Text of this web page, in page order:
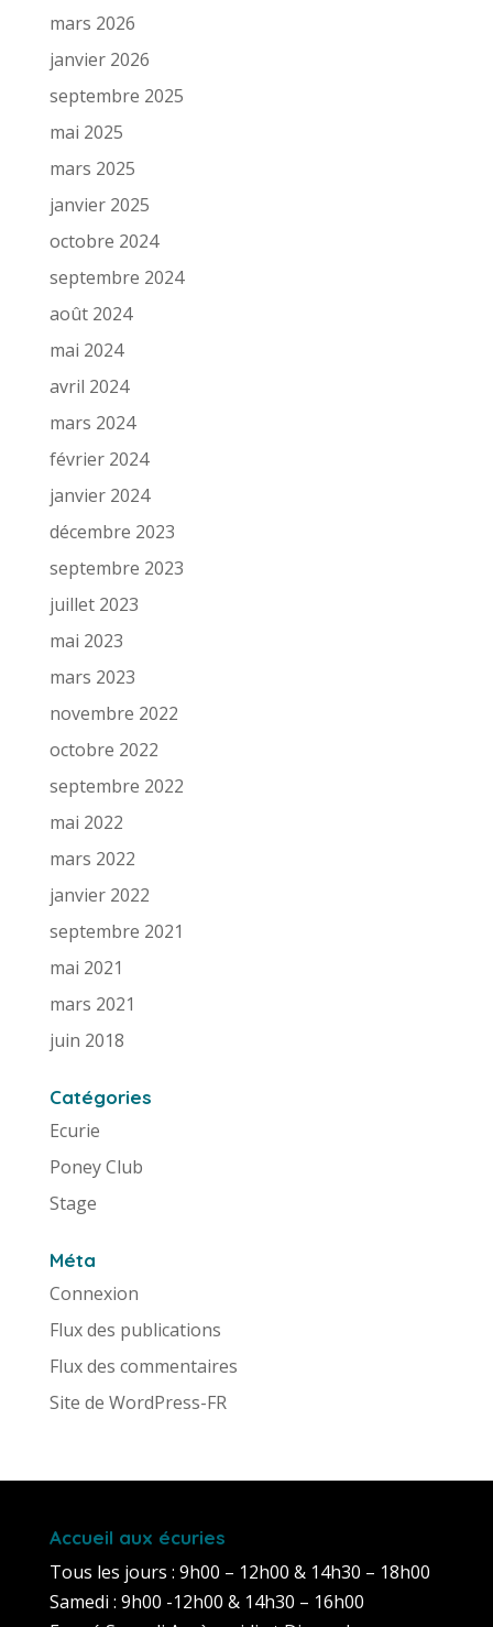
mars 2026
janvier 2026
septembre 2025
mai 2025
mars 2025
janvier 2025
octobre 2024
septembre 2024
août 2024
mai 2024
avril 2024
mars 2024
février 2024
janvier 2024
décembre 2023
septembre 2023
juillet 2023
mai 2023
mars 2023
novembre 2022
octobre 2022
septembre 2022
mai 2022
mars 2022
janvier 2022
septembre 2021
mai 2021
mars 2021
juin 2018
Catégories
Ecurie
Poney Club
Stage
Méta
Connexion
Flux des publications
Flux des commentaires
Site de WordPress-FR
Accueil aux écuries
Tous les jours : 9h00 – 12h00 & 14h30 – 18h00
Samedi : 9h00 -12h00 & 14h30 – 16h00